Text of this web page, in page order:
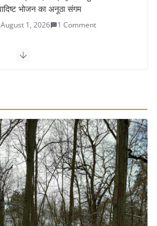
घटाने के लिए 8 बेहतरीन वॉकिंग
1 महीने में पाएं 3-4 किलो कम
July 31, 2026
तीर्थ स्थल, दर्शन स्थल और पहुंच मार्ग
के शौकीनों के लिए कश्मीर के 5 बेहतरीन
व्यंजन
August 6, 2026 1 Comment